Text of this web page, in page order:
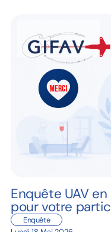
Enquête UAV
pour votre
Enquête